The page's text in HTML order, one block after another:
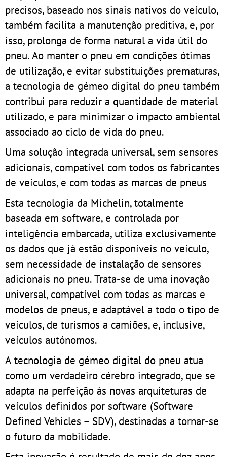
precisos, baseado nos sinais nativos do veículo,
também facilita a manutenção preditiva, e, por
isso, prolonga de forma natural a vida útil do
pneu. Ao manter o pneu em condições ótimas
de utilização, e evitar substituições prematuras,
a tecnologia de gémeo digital do pneu também
contribui para reduzir a quantidade de material
utilizado, e para minimizar o impacto ambiental
associado ao ciclo de vida do pneu.
Uma solução integrada universal, sem sensores
adicionais, compatível com todos os fabricantes
de veículos, e com todas as marcas de pneus
Esta tecnologia da Michelin, totalmente
baseada em software, e controlada por
inteligência embarcada, utiliza exclusivamente
os dados que já estão disponíveis no veículo,
sem necessidade de instalação de sensores
adicionais no pneu. Trata-se de uma inovação
universal, compatível com todas as marcas e
modelos de pneus, e adaptável a todo o tipo de
veículos, de turismos a camiões, e, inclusive,
veículos autónomos.
A tecnologia de gémeo digital do pneu atua
como um verdadeiro cérebro integrado, que se
adapta na perfeição às novas arquiteturas de
veículos definidos por software (Software
Defined Vehicles – SDV), destinadas a tornar-se
o futuro da mobilidade.